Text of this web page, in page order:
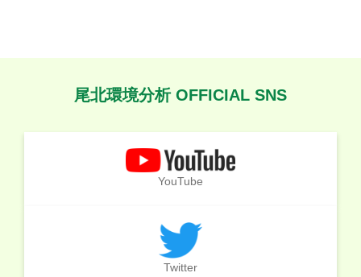
尾北環境分析 OFFICIAL SNS
YouTube
Twitter